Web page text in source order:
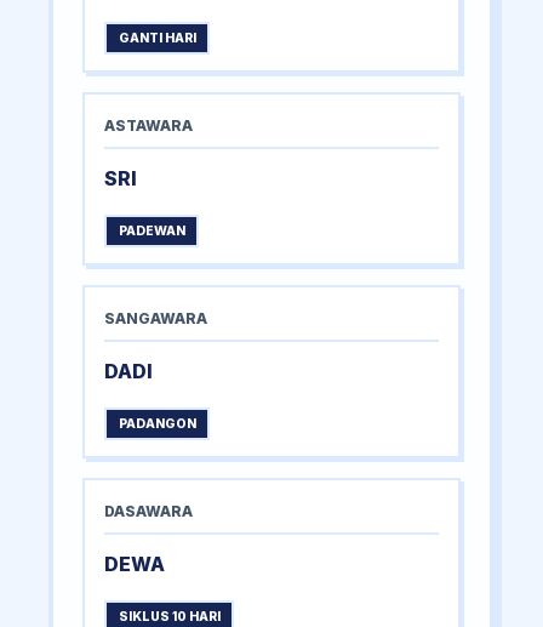
GANTI HARI
ASTAWARA
SRI
PADEWAN
SANGAWARA
DADI
PADANGON
DASAWARA
DEWA
SIKLUS 10 HARI